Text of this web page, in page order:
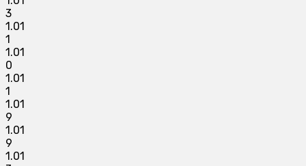
3
1.01
1
1.01
0
1.01
1
1.01
9
1.01
9
1.01